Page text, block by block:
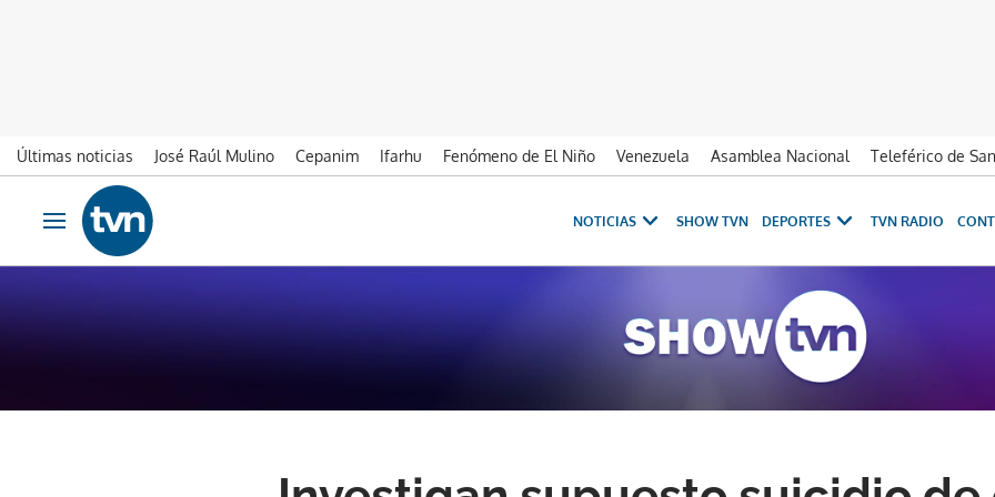
Últimas noticias José Raúl Mulino Cepanim Ifarhu Fenómeno de El Niño Venezuela Asamblea Nacional Teleférico de
Ir al contenido
Obrir navegació
NOTICIAS SHOW TVN DEPORTES TVN RADIO